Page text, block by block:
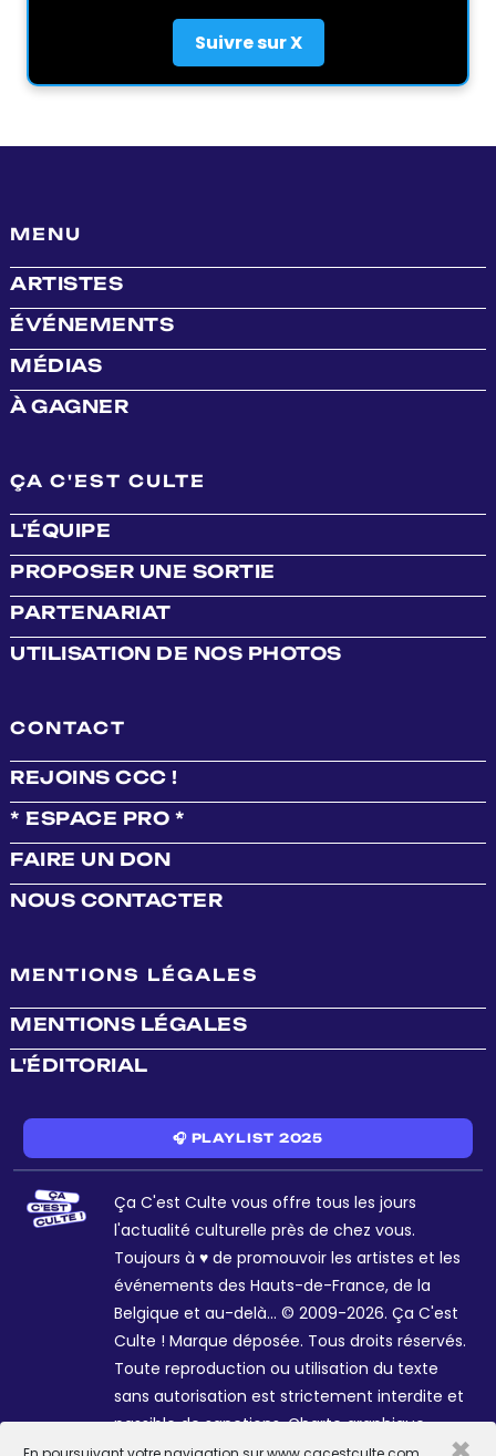
Suivre sur X
MENU
ARTISTES
ÉVÉNEMENTS
MÉDIAS
À GAGNER
ÇA C'EST CULTE
L'ÉQUIPE
PROPOSER UNE SORTIE
PARTENARIAT
UTILISATION DE NOS PHOTOS
CONTACT
REJOINS CCC !
* ESPACE PRO *
FAIRE UN DON
NOUS CONTACTER
MENTIONS LÉGALES
MENTIONS LÉGALES
L'ÉDITORIAL
🎧 PLAYLIST 2025
Ça C'est Culte vous offre tous les jours
l'actualité culturelle près de chez vous.
Toujours à ♥ de promouvoir les artistes et les
événements des Hauts-de-France, de la
Belgique et au-delà... © 2009-2026. Ça C'est
Culte ! Marque déposée. Tous droits réservés.
Toute reproduction ou utilisation du texte
sans autorisation est strictement interdite et
passible de sanctions. Charte graphique
Sophie R. et Céline Galant.